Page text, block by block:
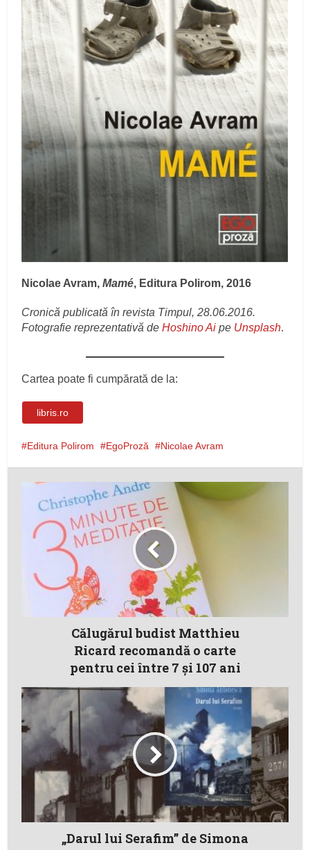
Nicolae Avram,Mamé, Editura Polirom, 2016
Cronică publicată în revista Timpul, 28.06.2016.
Fotografie reprezentativă deHoshino Ai pe Unsplash.
Cartea poate fi cumpărată de la:
libris.ro
Editura Polirom EgoProză Nicolae Avram
Călugărul budist Matthieu
Ricard recomandă o carte
pentru cei între 7 şi 107 ani
„Darul lui Serafim” de Simona